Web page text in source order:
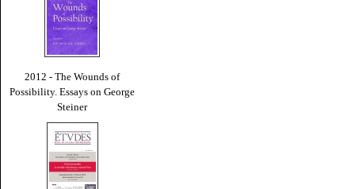
2012 - The Wounds of
Possibility. Essays on George
Steiner